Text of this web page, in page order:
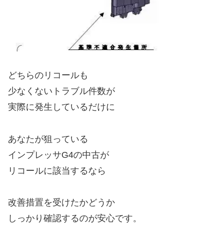
どちらのリコールも
少なくないトラブル件数が
実際に発生しているだけに
あなたが狙っている
インプレッサG4の中古が
リコールに該当するなら
改善措置を受けたかどうか
しっかり確認するのが安心です。